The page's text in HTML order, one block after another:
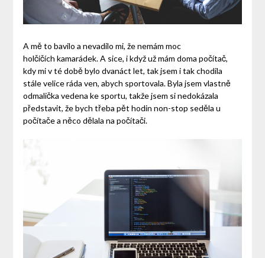
A mě to bavilo a nevadilo mi, že nemám moc
holčičích kamarádek. A sice, i když už mám doma počítač,
kdy mi v té době bylo dvanáct let, tak jsem i tak chodila
stále velice ráda ven, abych sportovala. Byla jsem vlastně
odmalička vedena ke sportu, takže jsem si nedokázala
představit, že bych třeba pět hodin non-stop seděla u
počítače a něco dělala na počítači.